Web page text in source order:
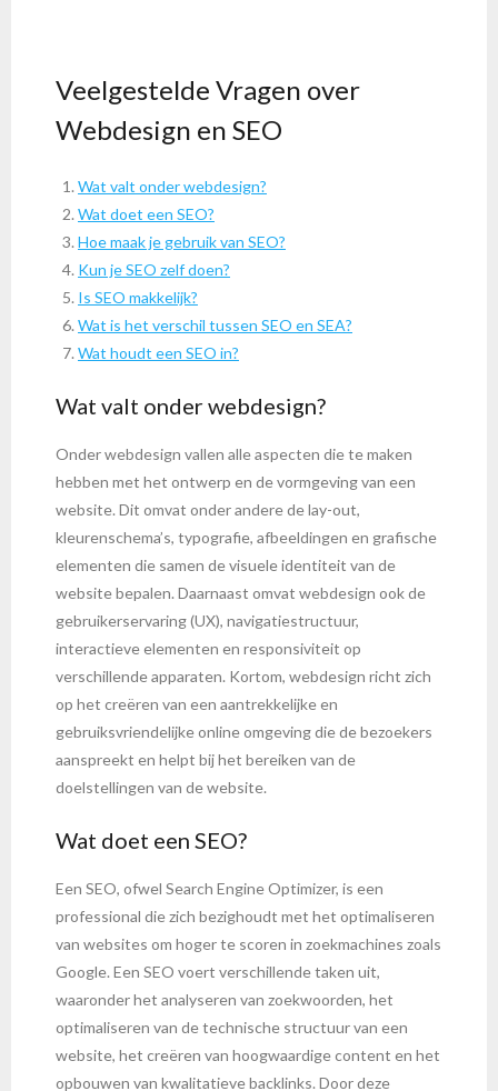
Veelgestelde Vragen over
Webdesign en SEO
Wat valt onder webdesign?
Wat doet een SEO?
Hoe maak je gebruik van SEO?
Kun je SEO zelf doen?
Is SEO makkelijk?
Wat is het verschil tussen SEO en SEA?
Wat houdt een SEO in?
Wat valt onder webdesign?
Onder webdesign vallen alle aspecten die te maken
hebben met het ontwerp en de vormgeving van een
website. Dit omvat onder andere de lay-out,
kleurenschema’s, typografie, afbeeldingen en grafische
elementen die samen de visuele identiteit van de
website bepalen. Daarnaast omvat webdesign ook de
gebruikerservaring (UX), navigatiestructuur,
interactieve elementen en responsiviteit op
verschillende apparaten. Kortom, webdesign richt zich
op het creëren van een aantrekkelijke en
gebruiksvriendelijke online omgeving die de bezoekers
aanspreekt en helpt bij het bereiken van de
doelstellingen van de website.
Wat doet een SEO?
Een SEO, ofwel Search Engine Optimizer, is een
professional die zich bezighoudt met het optimaliseren
van websites om hoger te scoren in zoekmachines zoals
Google. Een SEO voert verschillende taken uit,
waaronder het analyseren van zoekwoorden, het
optimaliseren van de technische structuur van een
website, het creëren van hoogwaardige content en het
opbouwen van kwalitatieve backlinks. Door deze